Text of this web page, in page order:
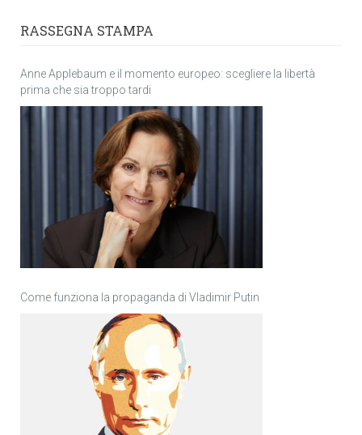
RASSEGNA STAMPA
Anne Applebaum e il momento europeo: scegliere la libertà
prima che sia troppo tardi
Come funziona la propaganda di Vladimir Putin